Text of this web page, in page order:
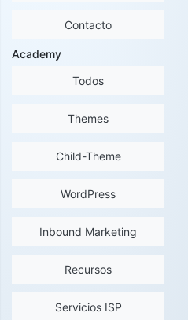
Contacto
Academy
Todos
Themes
Child-Theme
WordPress
Inbound Marketing
Recursos
Servicios ISP